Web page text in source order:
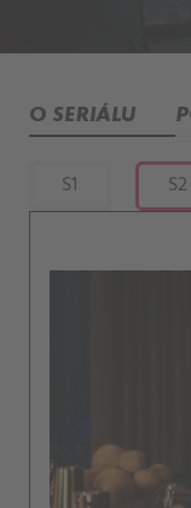
O SERIÁLU
S1 S2